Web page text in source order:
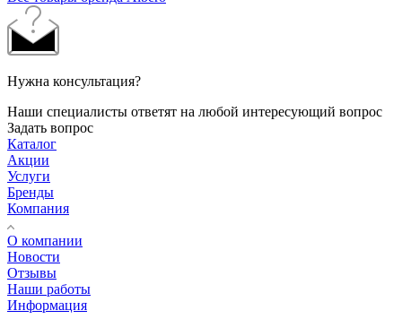
Нужна консультация?
Наши специалисты ответят на любой интересующий вопрос
Задать вопрос
Каталог
Акции
Услуги
Бренды
Компания
О компании
Новости
Отзывы
Наши работы
Информация